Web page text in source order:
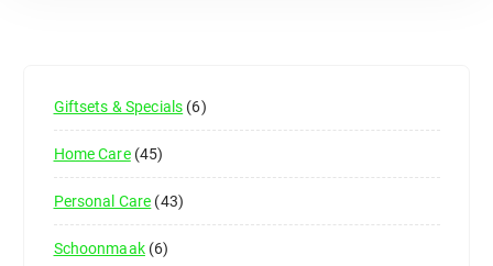
ADD TO CART
Giftsets & Specials 6
Home Care 45
Personal Care 43
Schoonmaak 6